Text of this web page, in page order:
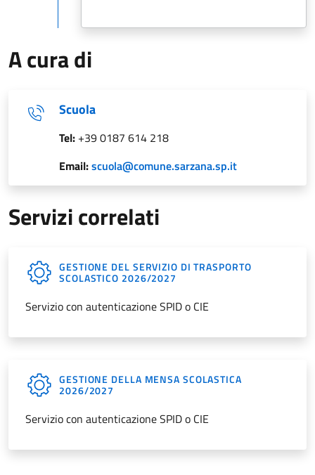
A cura di
Scuola
Tel: +39 0187 614 218
Email:scuola@comune.sarzana.sp.it
Servizi correlati
GESTIONE DEL SERVIZIO DI TRASPORTO
SCOLASTICO 2026/2027
Servizio con autenticazione SPID o CIE
GESTIONE DELLA MENSA SCOLASTICA
2026/2027
Servizio con autenticazione SPID o CIE